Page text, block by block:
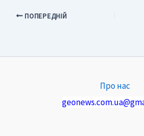
ПОПЕРЕДНІЙ
Про нас